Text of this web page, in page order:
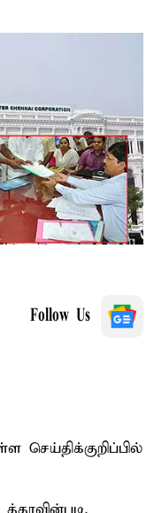
Follow Us
செய்திக்குறிப்பில்